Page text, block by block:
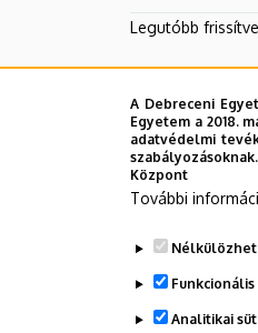
Legutóbb
A Debreceni
Egyetem a 2018.
adatvédelmi
Központ
További
Funkcionális
Analitikai